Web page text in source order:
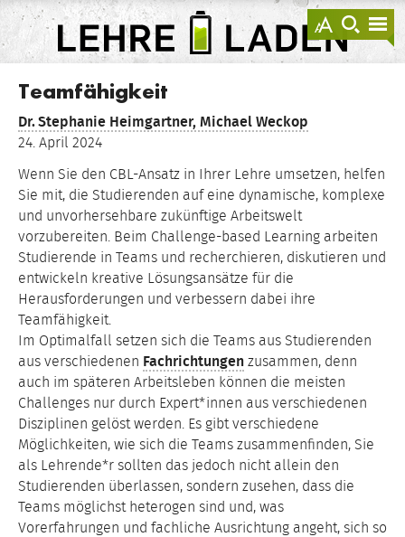
anzeigen
zur
Suche
LEHRE
Teamfähigkeit
Dr.Stephanie Heimgartner, Michael Weckop
24. April 2024
Wenn Sie den CBL-Ansatz in Ihrer Lehre umsetzen, helfen
Sie mit, die Studierenden auf eine dynamische, komplexe
und unvorhersehbare zukünftige Arbeitswelt
vorzubereiten. Beim Challenge-based Learning arbeiten
Studierende in Teams und recherchieren, diskutieren und
entwickeln kreative Lösungsansätze für die
Herausforderungen und verbessern dabei ihre
Teamfähigkeit.
Im Optimalfall setzen sich die Teams aus Studierenden
aus verschiedenen Fachrichtungen zusammen, denn
auch im späteren Arbeitsleben können die meisten
Challenges nur durch Expert*innen aus verschiedenen
Disziplinen gelöst werden. Es gibt verschiedene
Möglichkeiten, wie sich die Teams zusammenfinden, Sie
als Lehrende*r sollten das jedoch nicht allein den
Studierenden überlassen, sondern zusehen, dass die
Teams möglichst heterogen sind und, was
Vorerfahrungen und fachliche Ausrichtung angeht, sich so